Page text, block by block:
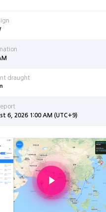
draught
6, 2026 1:00 AM (UTC+9)